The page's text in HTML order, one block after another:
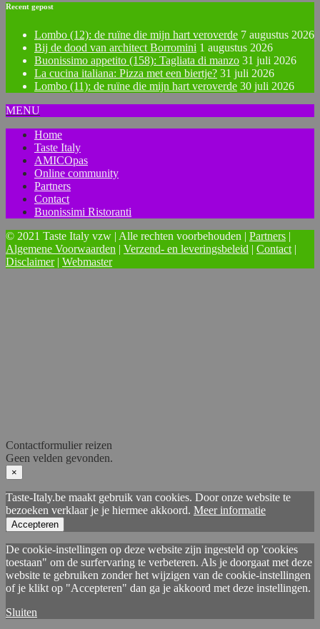
Recent gepost
Lombo (12): de ruïne die mijn hart veroverde 7 augustus 2026
Bij de dood van architect Borromini 1 augustus 2026
Buonissimo appetito (158): Tagliata di manzo 31 juli 2026
La cucina italiana: Pizza met een biertje? 31 juli 2026
Lombo (11): de ruïne die mijn hart veroverde 30 juli 2026
MENU
Home
Taste Italy
AMICOpas
Online community
Partners
Contact
Buonissimi Ristoranti
© 2021 Taste Italy vzw | Alle rechten voorbehouden | Partners |
Algemene Voorwaarden | Verzend- en leveringsbeleid | Contact |
Disclaimer| Webmaster
Contactformulier reizen
Geen velden gevonden.
×
Taste-Italy.be maakt gebruik van cookies. Door onze website te
bezoeken verklaar je je hiermee akkoord. Meer informatie
Accepteren
De cookie-instellingen op deze website zijn ingesteld op 'cookies
toestaan" om de surfervaring te verbeteren. Als je doorgaat met deze
website te gebruiken zonder het wijzigen van de cookie-instellingen
of je klikt op "Accepteren" dan ga je akkoord met deze instellingen.
Sluiten